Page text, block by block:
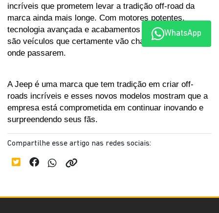
incríveis que prometem levar a tradição off-road da
marca ainda mais longe. Com motores potentes,
tecnologia avançada e acabamentos especiais, eles
são veículos que certamente vão chamar a atenção por
onde passarem.
A Jeep é uma marca que tem tradição em criar off-
roads incríveis e esses novos modelos mostram que a
empresa está comprometida em continuar inovando e
surpreendendo seus fãs.
Compartilhe esse artigo nas redes sociais:
WhatsApp